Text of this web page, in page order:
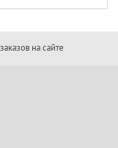
на сайте